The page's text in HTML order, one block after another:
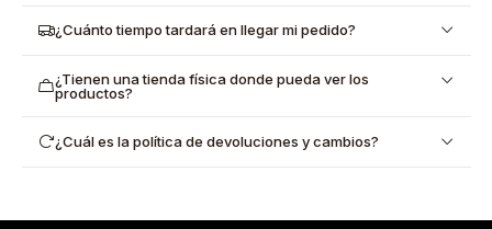
¿Cuánto tiempo tardará en llegar mi pedido?
¿Tienen una tienda física donde pueda ver los
productos?
¿Cuál es la política de devoluciones y cambios?